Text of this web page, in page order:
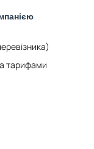
тарифами